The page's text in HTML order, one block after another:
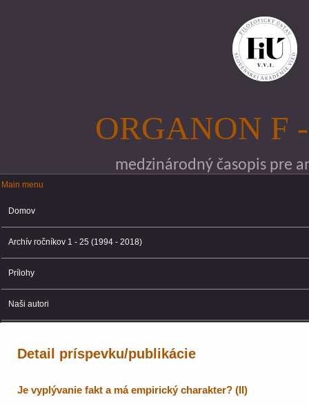
ORGANON F
medzinárodný časopis pre
Main menu
Main menu
Domov
Archív ročníkov 1 - 25 (1994 - 2018)
Prílohy
Naši autori
Detail príspevku/publikácie
Je vyplývanie fakt a má empirický charakter? (II)